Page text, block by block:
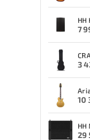
HH
7
3
10
HH
29